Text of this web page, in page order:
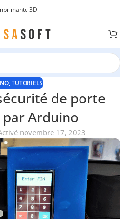
3D
,TUTORIELS
de porte
Arduino
novembre 17, 2023